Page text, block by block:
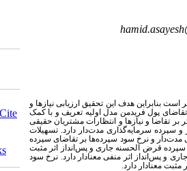
بنابراین هدف این تحقیق ارزیابی نیازها و
پول فریدمن مدل اولیه تعریف و با کمک
بر تقاضا و نیازها و انتظارات مشتریان حقیقی
و سپرده سرمایهگذاری مدتدار دارد. تسهیلات
مدتدار و نرخ سود سپردهها بر تقاضای سپرده
سپرده قرض الحسنه جاری و پس انداز اثر مثبت
جاری و پس انداز اثر منفی معنادار دارد. نرخ سود
مثبت معنادار دارد.